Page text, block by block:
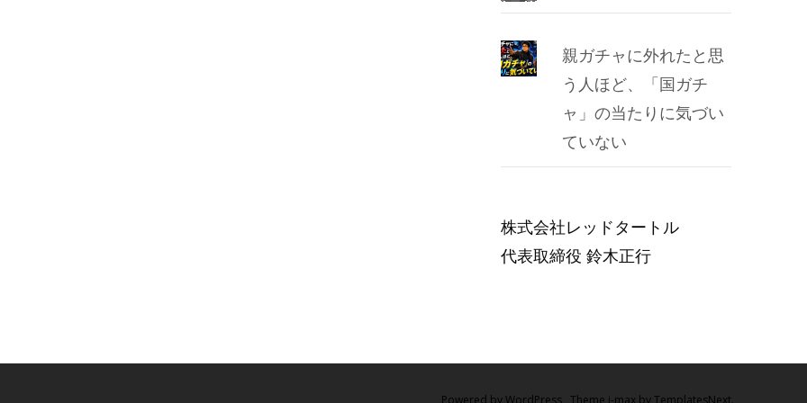
親ガチャに外れたと思
う人ほど、「国ガチ
ャ」の当たりに気づい
ていない
株式会社レッドタートル
代表取締役 鈴木正行